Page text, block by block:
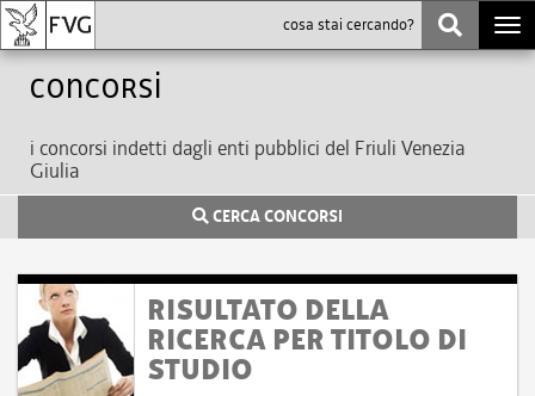
Concorsi
i concorsi indetti dagli enti pubblici del Friuli Venezia
Giulia
CERCA CONCORSI
RISULTATO DELLA
RICERCA PER TITOLO DI
STUDIO